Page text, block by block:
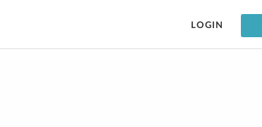
LOGIN